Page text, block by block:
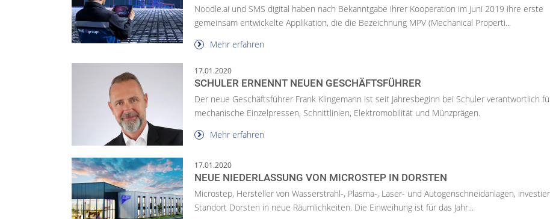
Noodle.ai und SMS digital haben nach Bekanntgabe ihrer Kooperation im Juni 2019 ihre erste
gemeinsam entwickelte Applikation, die die Bezeichnung MPV (Mechanical Properti...
Mehr erfahren
17.01.2020
SCHULER ERNENNT NEUEN GESCHÄFTSFÜHRER
Der neue Geschäftsführer Frank Klingemann ist seit Jahresbeginn bei Schuler verantwortlich
mechanische Einzelpressen, Schnittlinien, Elektromobilität und Münzprägen.
Mehr erfahren
17.01.2020
NEUE NIEDERLASSUNG VON MICROSTEP IN DORSTEN
Microstep, Hersteller von Wasserstrahl-, Plasma-, Laser- und Autogenschneidanlagen,
Standort Dorsten in neue Räumlichkeiten. Die Einweihung ist für das Jahr...